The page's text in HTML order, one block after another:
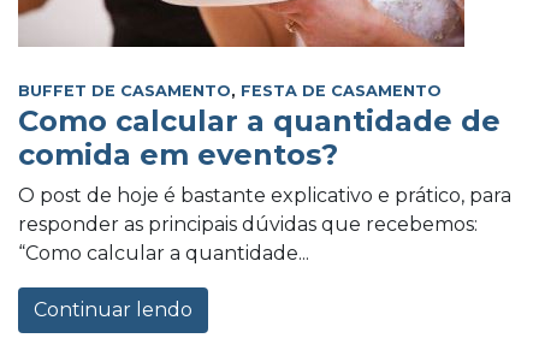
BUFFET DE CASAMENTO, FESTA DE CASAMENTO
Como calcular a quantidade de
comida em eventos?
O post de hoje é bastante explicativo e prático, para
responder as principais dúvidas que recebemos:
“Como calcular a quantidade...
Continuar lendo